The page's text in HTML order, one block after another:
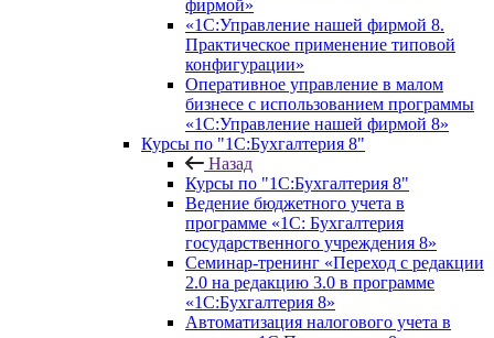
фирмой»
«1С:Управление нашей фирмой 8.
Практическое применение типовой
конфигурации»
Оперативное управление в малом
бизнесе с использованием программы
«1С:Управление нашей фирмой 8»
Курсы по "1С:Бухгалтерия 8"
Назад
Курсы по "1С:Бухгалтерия 8"
Ведение бюджетного учета в
программе «1С: Бухгалтерия
государственного учреждения 8»
Семинар-тренинг «Переход с редакции
2.0 на редакцию 3.0 в программе
«1С:Бухгалтерия 8»
Автоматизация налогового учета в